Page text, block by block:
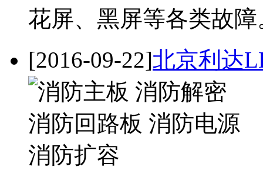
花屏、黑屏等各类故障
[2016-09-22]北京利达